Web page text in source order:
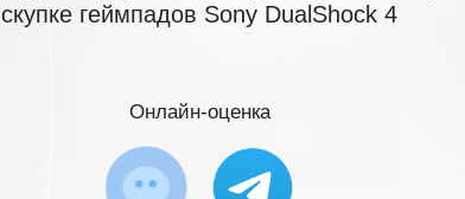
скупке геймпадов Sony DualShock 4
Онлайн-оценка